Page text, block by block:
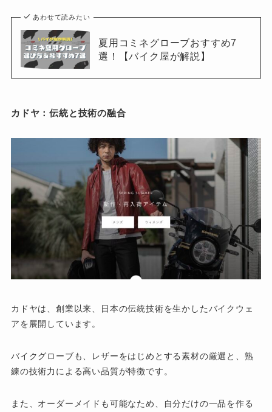
あわせて読みたい
夏用コミネグローブおすすめ7
選！【バイク屋が解説】
カドヤ：伝統と技術の融合
カドヤは、創業以来、日本の伝統技術を生かしたバイクウェ
アを展開しています。
バイクグローブも、レザーをはじめとする素材の厳選と、熟
練の技術力による高い品質が特徴です。
また、オーダーメイドも可能なため、自分だけの一品を作る